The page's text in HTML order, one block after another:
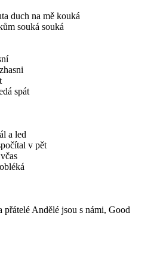
duch na mě kouká
souká souká
spát
a led
v pět
Andělé jsou s námi, Good